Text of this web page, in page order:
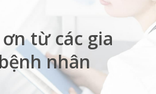
từ các gia
nhân